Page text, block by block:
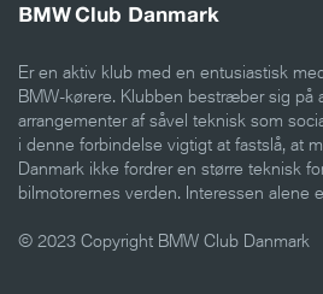
BMW Club Danmark
Er en aktiv klub med en entusiastisk
BMW-kørere. Klubben bestræber sig på
arrangementer af såvel teknisk som
i denne forbindelse vigtigt at fastslå, at
Danmark ikke fordrer en større teknisk
bilmotorernes verden. Interessen alene
© 2023 Copyright BMW Club Danmark